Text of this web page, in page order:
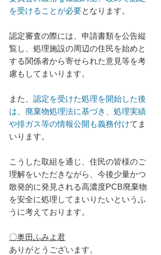
を受けることが必要となります。
認定審査の際には、申請書類を公告縦
覧し、処理施設の周辺の住民を始めと
する関係者から寄せられた意見等を考
慮もしてまいります。
また、 認定を受けた処理を開始した後
は、廃棄物処理法に基づき、処理実績
や排ガス等の情報公開も義務付けてま
いります。
こうした取組を通じ、住民の皆様のご
理解をいただきながら、今後少量かつ
散発的に発見される高濃度PCB廃棄物
を安全に処理してまいりたいというふ
うに考えております。
〇奥田ふみよ君
ありがとうございます。